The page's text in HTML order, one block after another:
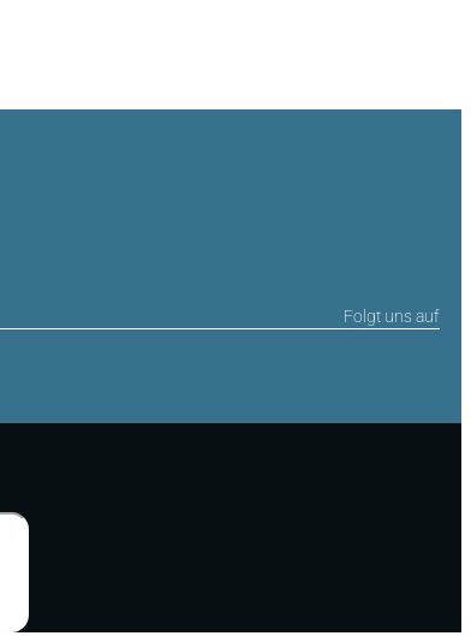
Folgt uns auf